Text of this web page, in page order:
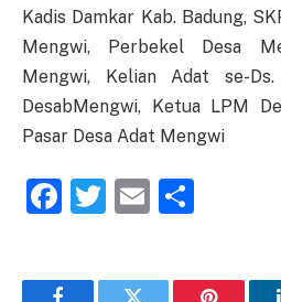
Kadis Damkar Kab. Badung,
Mengwi, Perbekel Desa
Mengwi, Kelian Adat se-
DesabMengwi, Ketua LPM
Pasar Desa Adat Mengwi
Facebook
Twitter
Email